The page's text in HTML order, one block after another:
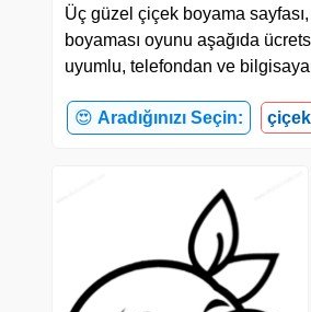
Üç güzel çiçek boyama
boyaması oyunu aşağıda
uyumlu, telefondan ve
😍 Aradığınızı Seçin: